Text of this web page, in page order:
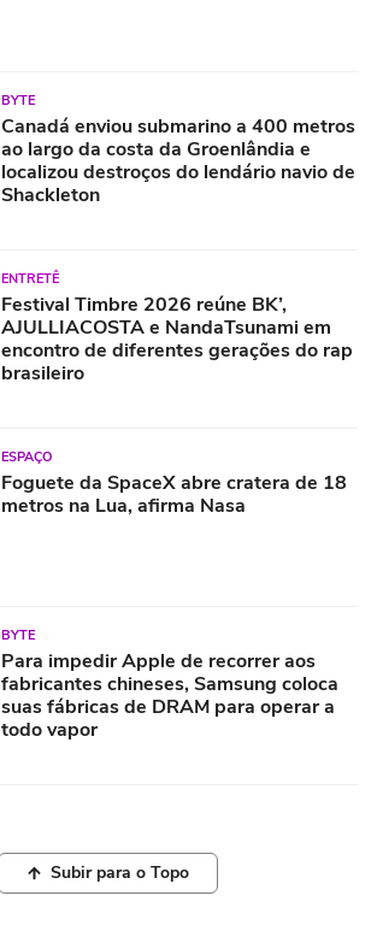
BYTE
Canadá enviou submarino a 400 metros
ao largo da costa da Groenlândia e
localizou destroços do lendário navio de
Shackleton
ENTRETÊ
Festival Timbre 2026 reúne BK’,
AJULLIACOSTA e NandaTsunami em
encontro de diferentes gerações do rap
brasileiro
ESPAÇO
Foguete da SpaceX abre cratera de 18
metros na Lua, afirma Nasa
BYTE
Para impedir Apple de recorrer aos
fabricantes chineses, Samsung coloca
suas fábricas de DRAM para operar a
todo vapor
Subir para o Topo